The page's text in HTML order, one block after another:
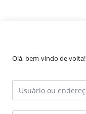
Olá, bem-vindo de volta!